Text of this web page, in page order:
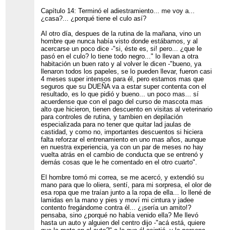
Capítulo 14: Terminó el adiestramiento... me voy a...
¿casa?... ¿porqué tiene el culo así?
Al otro día, despues de la rutina de la mañana, vino un
hombre que nunca había visto donde estábamos, y al
acercarse un poco dice -"si, éste es, si! pero... ¿que le
pasó en el culo? lo tiene todo negro..." lo llevan a otra
habitación un buen rato y al volver le dicen -"bueno, ya
llenaron todos los papeles, se lo pueden llevar, fueron casi
4 meses super intensos para él, pero estamos mas que
seguros que su DUEÑA va a estar super contenta con el
resultado, es lo que pidió y bueno... un poco mas... sí
acuerdense que con el pago del curso de mascota mas
alto que hicieron, tienen descuento en visitas al veterinario
para controles de rutina, y tambien en depilación
especializada para no tener que quitar lad jaulas de
castidad, y como no, importantes descuentos si hiciera
falta reforzar el entrenamiento en uno mas años, aunque
en nuestra experiencia, ya con un par de meses no hay
vuelta atrás en el cambio de conducta que se entrenó y
demás cosas que le he comentado en el otro cuarto".
El hombre tomó mi correa, se me acercó, y extendió su
mano para que lo oliera, sentí, para mi sorpresa, el olor de
esa ropa que me traían junto a la ropa de ella... lo llené de
lamidas en la mano y pies y moví mi cintura y jadee
contento fregándome contra él... ¿¡sería un amito!?
pensaba, sino ¿porqué no había venido ella? Me llevó
hasta un auto y alguien del centro dijo -"acá está, quiere